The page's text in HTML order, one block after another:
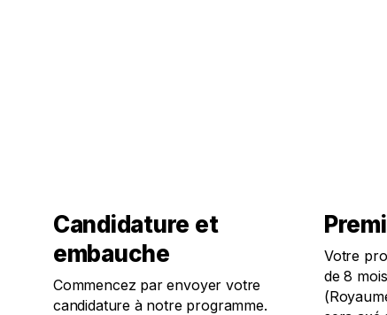
Candidature et
embauche
Commencez par envoyer votre
candidature à notre programme.
Votre
de 8